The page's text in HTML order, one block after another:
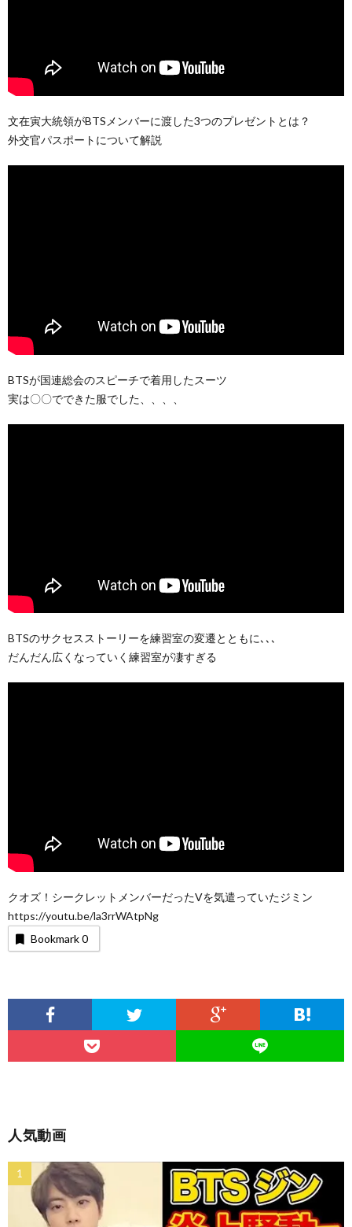
文在寅大統領がBTSメンバーに渡した3つのプレゼントとは？
外交官パスポートについて解説
BTSが国連総会のスピーチで着用したスーツ
実は〇〇でできた服でした、、、、
BTSのサクセスストーリーを練習室の変遷とともに､､､
だんだん広くなっていく練習室が凄すぎる
クオズ！シークレットメンバーだったVを気遣っていたジミン
https://youtu.be/la3rrWAtpNg
Bookmark0
人気動画